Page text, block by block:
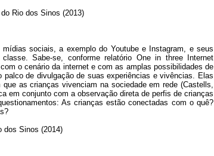
Rio dos Sinos (2013)
sociais, a exemplo do Youtube e Instagram, e seus
Sabe-se, conforme relatório One in three Internet
o cenário da internet e com as amplas possibilidades de
de divulgação de suas experiências e vivências. Elas
as crianças vivenciam na sociedade em rede (Castells,
em conjunto com a observação direta de perfis de crianças
As crianças estão conectadas com o quê?
dos Sinos (2014)